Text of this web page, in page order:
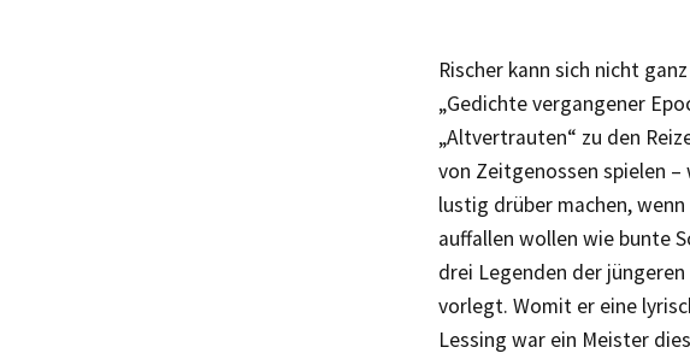
Rischer kann sich nicht
„Gedichte vergangener
„Altvertrauten“ zu den
von Zeitgenossen spielen –
lustig drüber machen,
auffallen wollen wie bunte
drei Legenden der
vorlegt. Womit er eine
Lessing war ein Meister